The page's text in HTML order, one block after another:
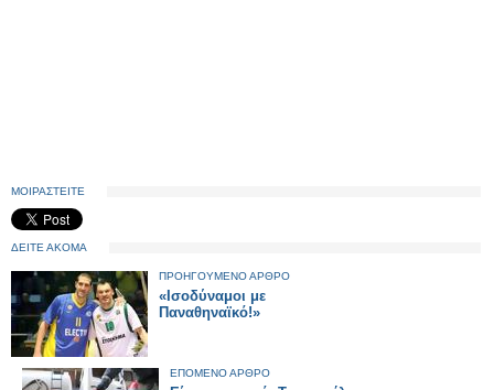
ΜΟΙΡΑΣΤΕΙΤΕ
ΔΕΙΤΕ ΑΚΟΜΑ
ΠΡΟΗΓΟΥΜΕΝΟ ΑΡΘΡΟ
«Ισοδύναμοι με
Παναθηναϊκό!»
ΕΠΟΜΕΝΟ ΑΡΘΡΟ